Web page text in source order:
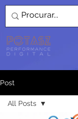
Post
All Posts